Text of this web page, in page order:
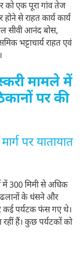
को एक पूरा गांव तेज
से राहत कार्य कार्य
सीवी आनंद बोस,
भट्टाचार्य राहत एवं
मामले में
पर की
पर यातायात
में 300 मिमी से अधिक
ढलानों के धंसने और
कई पर्यटक फंस गए थे।
हैं। कुछ पर्यटकों को